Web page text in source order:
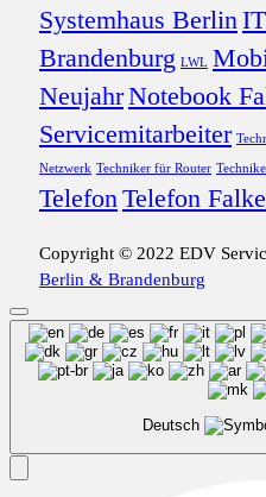
Systemhaus Berlin
Brandenburg LWL
NeujahrNotebook
Servicemitarbeiter
Netzwerk Techniker für Router
TelefonTelefon
Copyright © 2022 EDV
Berlin & Brandenburg
Deutsch